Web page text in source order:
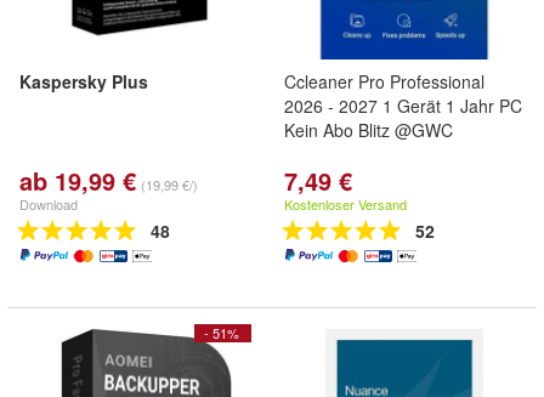
Kaspersky Plus
ab 19,99 € (19,99 €/)
Download
48
Ccleaner Pro Professional
2026 - 2027 1 Gerät 1 Jahr PC
Kein Abo Blitz @GWC
7,49 €
Kostenloser Versand
52
- 51%